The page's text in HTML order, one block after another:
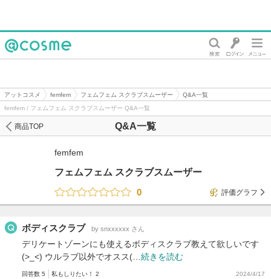
アットコスメ femfem フェムフェム スクラブスムーザー
Q&A一覧
femfem / フェムフェム スクラブスムーザー Q&A一覧
Q&A一覧
商品TOP
femfem
フェムフェム スクラブスムーザー
0
評価グラフ
ボディスクラブ by snxxxxxx さん
デリケートゾーンにも使えるボディスクラブ教えて欲しいです
(>_<) ウルラブ以外でオスス(… 続きを読む
回答数 5 私もしりたい！ 2 2024/4/17